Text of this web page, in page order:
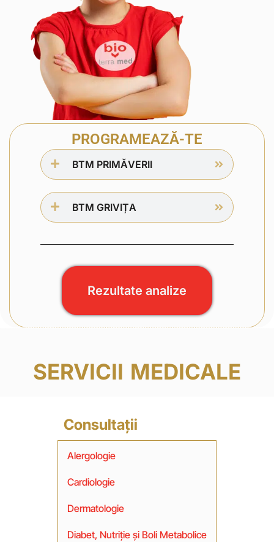
PROGRAMEAZĂ-TE
BTM PRIMĂVERII
BTM GRIVIȚA
Rezultate analize
SERVICII MEDICALE
Consultații
Alergologie
Cardiologie
Dermatologie
Diabet, Nutriție și Boli Metabolice